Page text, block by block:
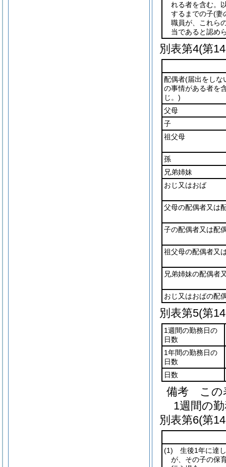
れる者を含む。
するまでの子(妻
職員が、これら
当であると認め
別表第4(第
配偶者(届出をしな
の事情がある者を
じ。)
父母
子
祖父母
孫
兄弟姉妹
おじ又はおば
父母の配偶者又は
子の配偶者又は配
祖父母の配偶者又
兄弟姉妹の配偶者
おじ又はおばの配
別表第5(第
1週間の勤務日の
日数
1年間の勤務日の
日数
日数
備考 この
1週間の
別表第6(第
(1) 生後1年に達
が、その子の保